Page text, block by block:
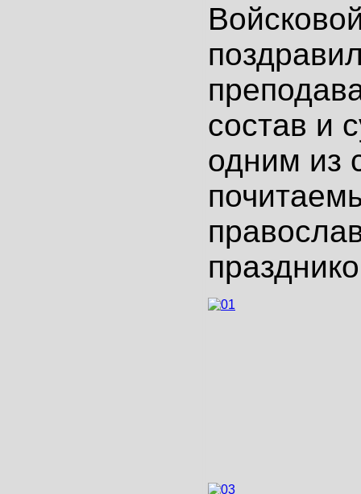
состав и
одним из